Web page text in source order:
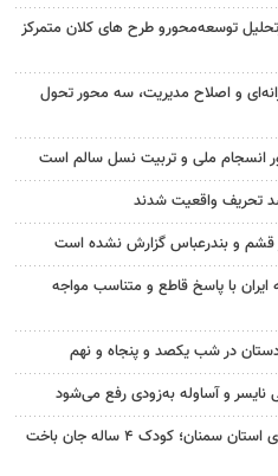
توسعه‌محورو طرح های کلان متمرکز
و اصلاح مدیریت، سه محور تحول
انسجام ملی و تربیت نسل سالم است
تحریف واقعیت شدند
قشم و بندرعباس گزارش نشده است
ایران با پاسخ قاطع و متناسب مواجه
در شب یکصد و پنجاه و نهم
و آساوله به‌زودی رفع می‌شود